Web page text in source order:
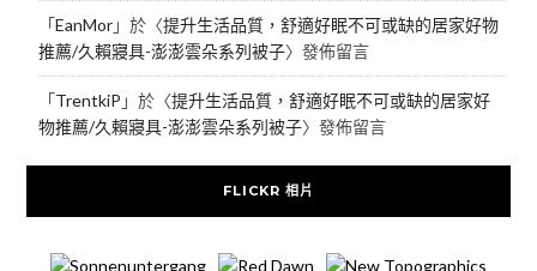
「EanMor」於〈提升生活品質，舒適好眠不可或缺的居家好物
推薦/久賴寢具-澎澎雲朵系列被子〉發佈留言
「TrentkiP 」於〈提升生活品質，舒適好眠不可或缺的居家好
物推薦/久賴寢具-澎澎雲朵系列被子〉發佈留言
FLICKR 相片